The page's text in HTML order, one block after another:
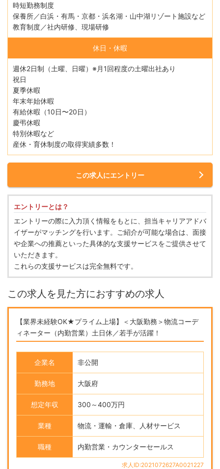
時短勤務制度
保養所／白浜・有馬・京都・浜名湖・山中湖リゾート施設など
教育制度／社内研修、現場研修
休日・休暇
週休2日制（土曜、日曜）※月1回程度の土曜出社あり
祝日
夏季休暇
年末年始休暇
有給休暇（10日〜20日）
慶弔休暇
特別休暇など
産休・育休制度の取得実績多数！
この求人にエントリー
エントリーとは？
エントリーの際に入力頂く情報をもとに、担当キャリアアドバ
イザーがマッチングを行います。ご紹介が可能な場合は、面接
や企業への推薦といった具体的な支援サービスをご提供させて
いただきます。
これらの支援サービスは完全無料です。
この求人を見た方におすすめの求人
【業界未経験OK★プライム上場】＜大阪勤務＞物流コーデ
ィネーター（内勤営業）土日休／若手が活躍！
企業名 非公開
勤務地 大阪府
想定年収 300～400万円
業種 物流・運輸・倉庫、人材サービス
職種 内勤営業・カウンターセールス
求人ID:2021072627A0021227